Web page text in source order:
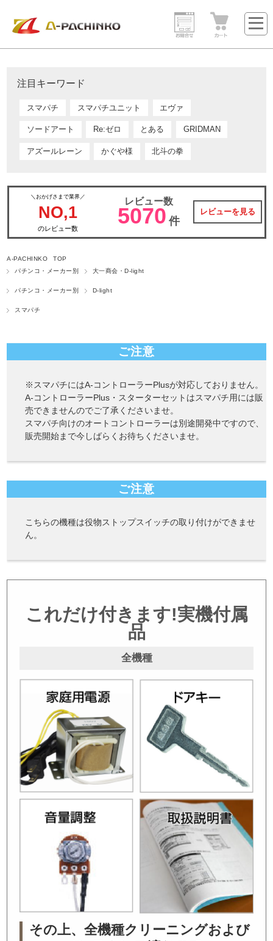
注目キーワード
スマパチ スマパチユニット エヴァ
ソードアート Re:ゼロ とある GRIDMAN
アズールレーン かぐや様 北斗の拳
＼おかげさまで業界／
NO,1
のレビュー数
レビュー数
5070 件
レビューを見る
A-PACHINKO TOP
パチンコ・メーカー別
大一商会・D-light
パチンコ・メーカー別 D-light
スマパチ
ご注意
※スマパチにはA-コントローラーPlusが対応しておりません。
A-コントローラーPlus・スターターセットはスマパチ用には販
売できませんのでご了承くださいませ。
スマパチ向けのオートコントローラーは別途開発中ですので、
販売開始まで今しばらくお待ちくださいませ。
ご注意
こちらの機種は役物ストップスイッチの取り付けができませ
ん。
これだけ付きます!実機付属
品
全機種
その上、全機種クリーニングおよび